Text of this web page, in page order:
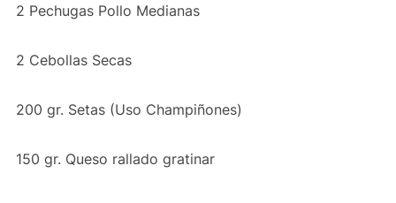
2 Pechugas Pollo Medianas
2 Cebollas Secas
200 gr. Setas (Uso Champiñones)
150 gr. Queso rallado gratinar